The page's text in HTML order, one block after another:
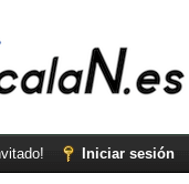
Iniciar sesión